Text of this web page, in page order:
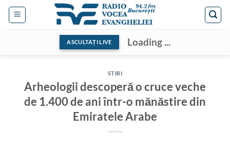
Skip
ASCULTAȚI LIVE Loading ...
STIRI
Arheologii descoperă o cruce veche
de 1.400 de ani într-o mănăstire din
Emiratele Arabe